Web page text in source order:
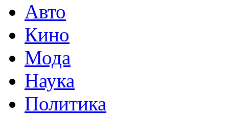
Авто
Кино
Мода
Наука
Политика